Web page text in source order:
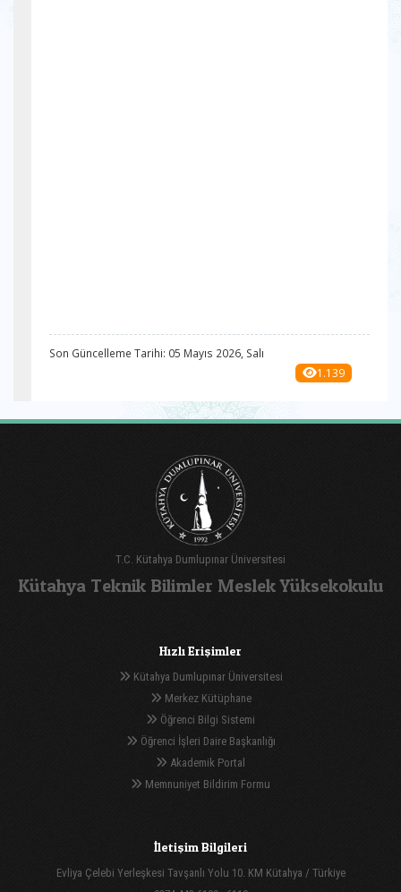
Son Güncelleme Tarihi: 05 Mayıs 2026, Salı
1.139
T.C. Kütahya Dumlupınar Üniversitesi
Kütahya Teknik Bilimler Meslek Yüksekokulu
Hızlı Erişimler
Kütahya Dumlupınar Üniversitesi
Merkez Kütüphane
Öğrenci Bilgi Sistemi
Öğrenci İşleri Daire Başkanlığı
Akademik Portal
Memnuniyet Bildirim Formu
İletişim Bilgileri
Evliya Çelebi Yerleşkesi Tavşanlı Yolu 10. KM Kütahya / Türkiye